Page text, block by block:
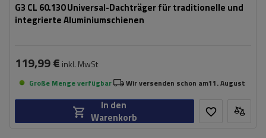
G3 CL 60.130 Universal-Dachträger für traditionelle und
integrierte Aluminiumschienen
119,99 € inkl. MwSt
Große Menge verfügbar Wir versenden schon am11. August
In den
Warenkorb